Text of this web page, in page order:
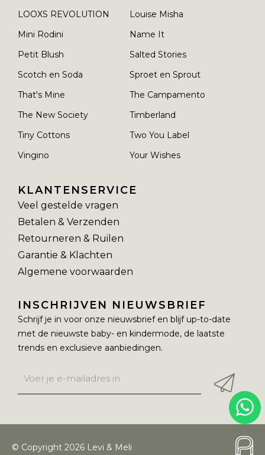
LOOXS REVOLUTION
Louise Misha
Mini Rodini
Name It
Petit Blush
Salted Stories
Scotch en Soda
Sproet en Sprout
That's Mine
The Campamento
The New Society
Timberland
Tiny Cottons
Two You Label
Vingino
Your Wishes
KLANTENSERVICE
Veel gestelde vragen
Betalen & Verzenden
Retourneren & Ruilen
Garantie & Klachten
Algemene voorwaarden
INSCHRIJVEN NIEUWSBRIEF
Schrijf je in voor onze nieuwsbrief en blijf up-to-date
met de nieuwste baby- en kindermode, de laatste
trends en exclusieve aanbiedingen.
© Copyright 2026 Levi & Meli